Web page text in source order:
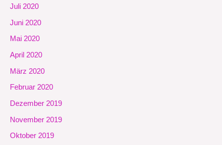
Juli 2020
Juni 2020
Mai 2020
April 2020
März 2020
Februar 2020
Dezember 2019
November 2019
Oktober 2019